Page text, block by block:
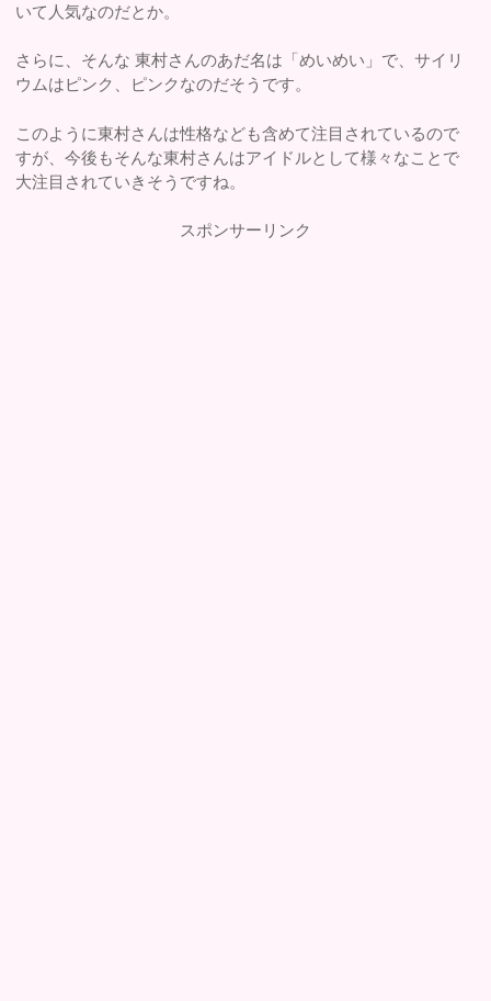
いて人気なのだとか。
さらに、そんな 東村さんのあだ名は「めいめい」で、サイリ
ウムはピンク、ピンクなのだそうです。
このように東村さんは性格なども含めて注目されているので
すが、今後もそんな東村さんはアイドルとして様々なことで
大注目されていきそうですね。
スポンサーリンク